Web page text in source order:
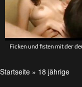
Startseite » 18 jährige